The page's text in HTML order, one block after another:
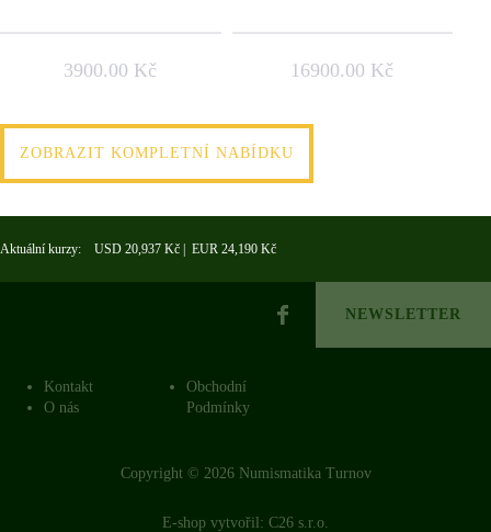
3900.00 Kč 16900.00 Kč
ZOBRAZIT KOMPLETNÍ NABÍDKU
Aktuální kurzy: USD 20,937 Kč | EUR 24,190 Kč
NEWSLETTER
Kontakt
O nás
Obchodní
Podmínky
Copyright © 2026 Numismatika Turnov
E-shop vytvořil: C26 s.r.o.